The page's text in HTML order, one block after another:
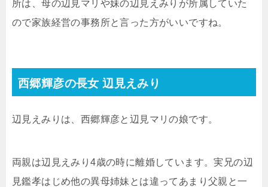
所は、母の辺見マリや妹の辺見えみりが所属していた
ので家族経営の事務所と言った方がいいですね。
西郷輝彦の長女 辺見えみり
辺見えみりは、西郷輝彦と辺見マリの娘です。
両親は辺見えみり4歳の時に離婚しています。実兄の辺
見鑑孝はじめ他の異母姉妹とは違ってあまり父親と一